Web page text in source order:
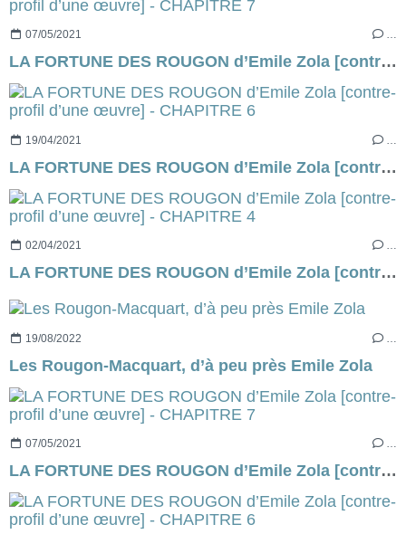
07/05/2021 …
LA FORTUNE DES ROUGON d’Emile Zola [contre-profil d’une œuvre] - CHAPITRE 7
19/04/2021 …
LA FORTUNE DES ROUGON d’Emile Zola [contre-profil d’une œuvre] - CHAPITRE 6
02/04/2021 …
LA FORTUNE DES ROUGON d’Emile Zola [contre-profil d’une œuvre] - CHAPITRE 4
19/08/2022
Les Rougon-Macquart, d’à peu près Emile Zola
07/05/2021 …
LA FORTUNE DES ROUGON d’Emile Zola [contre-profil d’une œuvre] - CHAPITRE 7